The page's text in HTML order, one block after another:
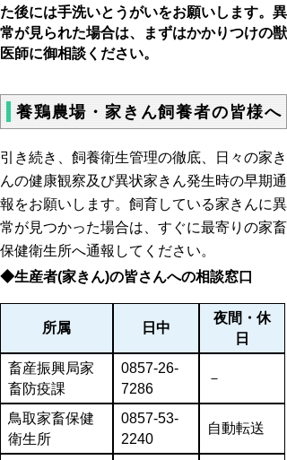
た後には手洗いとうがいをお願いします。異
常が見られた場合は、まずはかかりつけの獣
医師に御相談ください。
養鶏農場・家きん飼養者の皆様へ
引き続き、飼養衛生管理の徹底、日々の家き
んの健康観察及び異状家きん発生時の早期通
報をお願いします。飼育している家きんに異
常が見つかった場合は、すぐに最寄りの家畜
保健衛生所へ通報してください。
◆生産者(家きん)の皆さんへの相談窓口
所属 日中
夜間・休
日
畜産振興局家
畜防疫課
0857-26-
7286
－
鳥取家畜保健
衛生所
0857-53-
2240
自動転送